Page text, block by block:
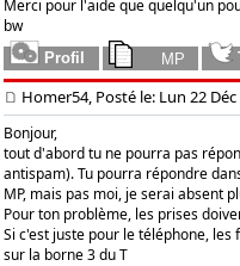
Merci pour l'aide que quelqu'un
bw
Homer54, Posté le: Lun 22 Déc
Bonjour,
tout d'abord tu ne pourra pas
antispam). Tu pourra répondre
MP, mais pas moi, je serai absent
Pour ton problème, les prises
Si c'est juste pour le téléphone,
sur la borne 3 du T